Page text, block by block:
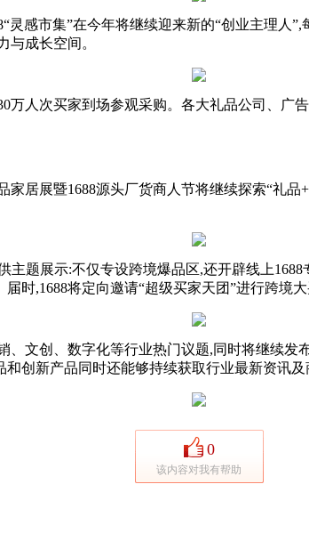
感市集”在今年将继续迎来新的“创业主理人
与成长空间。
万人次买家到场参观采购。各大礼品公司、
居展暨1688源头厂货商人节将继续探索“礼
题展示:不仅专设跨境爆品区,还开辟线上
时,1688将定向邀请“超级买家天团”进行跨境大
文创、数字化等行业热门议题,同时将继续
创新产品同时还能够持续获取行业最新资讯
0
该内容对我有帮助